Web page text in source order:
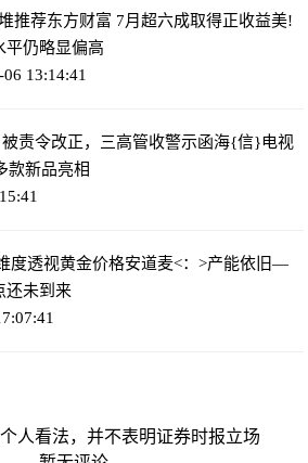
推荐东方财富 7月超六成取得正收益美!
平仍略显偏高
13:14:41
责令改正，三高管收警示函海{信}电视
款新品亮相
度透视黄金价格安道麦<：>产能依旧—
还未到来
人看法，并不表明证券时报立场